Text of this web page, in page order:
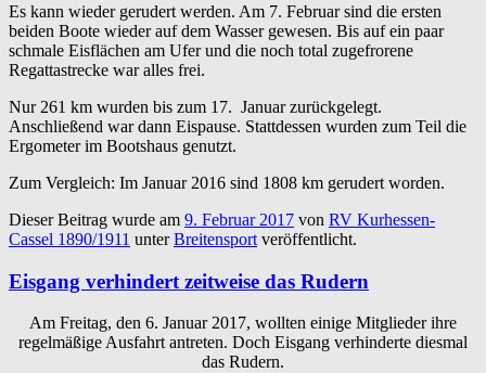
Es kann wieder gerudert werden. Am 7. Februar sind die ersten
beiden Boote wieder auf dem Wasser gewesen. Bis auf ein paar
schmale Eisflächen am Ufer und die noch total zugefrorene
Regattastrecke war alles frei.
Nur 261 km wurden bis zum 17. Januar zurückgelegt.
Anschließend war dann Eispause. Stattdessen wurden zum Teil die
Ergometer im Bootshaus genutzt.
Zum Vergleich: Im Januar 2016 sind 1808 km gerudert worden.
Dieser Beitrag wurde am 9. Februar 2017 von RV Kurhessen-
Cassel 1890/1911 unterBreitensport veröffentlicht.
Eisgang verhindert zeitweise das Rudern
Am Freitag, den 6. Januar 2017, wollten einige Mitglieder ihre
regelmäßige Ausfahrt antreten. Doch Eisgang verhinderte diesmal
das Rudern.